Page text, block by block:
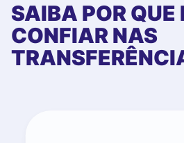
SAIBA POR QUE
CONFIAR NAS